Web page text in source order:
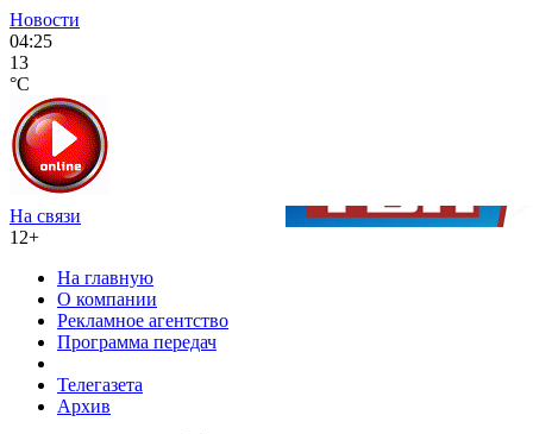
Новости
04:25
13
°C
На связи
12+
На главную
О компании
Рекламное агентство
Программа передач
Телегазета
Архив